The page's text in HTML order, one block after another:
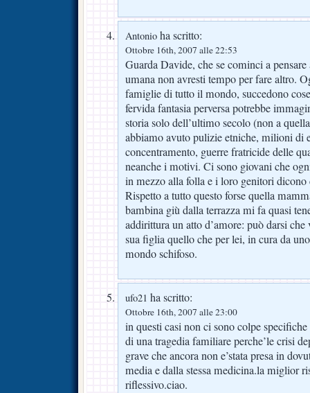
Antonio ha scritto:
Ottobre 16th, 2007 alle 22:53
Guarda Davide, che se cominci a
umana non avresti tempo per fare altro.
famiglie di tutto il mondo, succedono
fervida fantasia perversa potrebbe
storia solo dell’ultimo secolo (non a
abbiamo avuto pulizie etniche, milioni di
concentramento, guerre fratricide delle
neanche i motivi. Ci sono giovani che
in mezzo alla folla e i loro genitori dicono
Rispetto a tutto questo forse quella
bambina giù dalla terrazza mi fa quasi
addirittura un atto d’amore: può darsi che
sua figlia quello che per lei, in cura da
mondo schifoso.
ufo21 ha scritto:
Ottobre 16th, 2007 alle 23:00
in questi casi non ci sono colpe
di una tragedia familiare perche’le crisi
grave che ancora non e’stata presa in
media e dalla stessa medicina.la miglior
riflessivo.ciao.